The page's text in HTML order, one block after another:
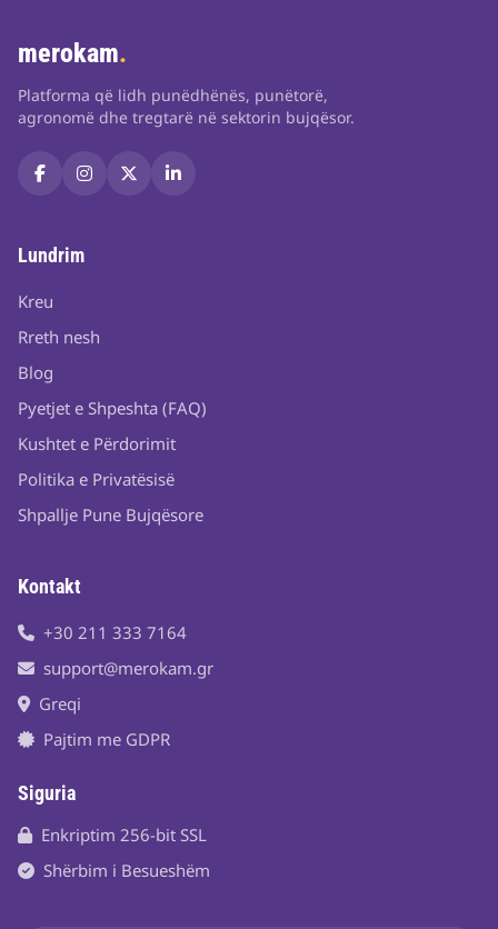
merokam.
Platforma që lidh punëdhënës, punëtorë,
agronomë dhe tregtarë në sektorin bujqësor.
Lundrim
Kreu
Rreth nesh
Blog
Pyetjet e Shpeshta (FAQ)
Kushtet e Përdorimit
Politika e Privatësisë
Shpallje Pune Bujqësore
Kontakt
+30 211 333 7164
support@merokam.gr
Greqi
Pajtim me GDPR
Siguria
Enkriptim 256-bit SSL
Shërbim i Besueshëm